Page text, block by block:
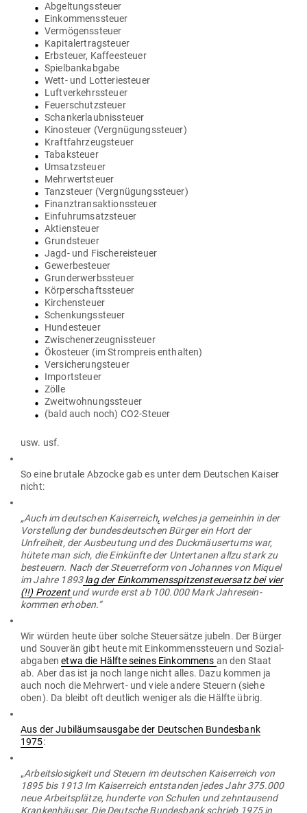
Abgel­tungs­steuer
Ein­kom­mens­steuer
Ver­mö­gens­steuer
Kapi­tal­ertrag­steuer
Erb­steuer, Kaffeesteuer
Spiel­bank­abgabe
Wett- und Lotteriesteuer
Luft­ver­kehrs­steuer
Feu­er­schutz­steuer
Schank­er­laub­nis­steuer
Kino­steuer (Ver­gnü­gungs­steuer)
Kraft­fahr­zeug­steuer
Tabak­steuer
Umsatz­steuer
Mehr­wert­steuer
Tanz­steuer (Ver­gnü­gungs­steuer)
Finanz­trans­ak­ti­ons­steuer
Ein­fuhr­um­satz­steuer
Akti­en­steuer
Grund­steuer
Jagd- und Fischereisteuer
Gewer­be­steuer
Grund­er­werbs­steuer
Kör­per­schafts­steuer
Kir­chen­steuer
Schen­kungs­steuer
Hun­de­steuer
Zwi­schen­er­zeug­nis­steuer
Öko­steuer (im Strom­preis enthalten)
Ver­si­che­rung­s­teuer
Import­steuer
Zölle
Zweit­woh­nungs­steuer
(bald auch noch) CO2-Steuer
usw. usf.
So eine brutale Abzocke gab es unter dem Deut­schen Kaiser
nicht:
„Auch im deut­schen Kai­ser­reich,welches ja gemeinhin in der
Vor­stellung der bun­des­deut­schen Bürger ein Hort der
Unfreiheit, der Aus­beutung und des Duck­mäu­sertums war,
hütete man sich, die Ein­künfte der Unter­tanen allzu stark zu
besteuern. Nach der Steu­er­reform von Johannes von Miquel
im Jahre 1893lag der Ein­kom­mens­spit­zen­steu­ersatz bei vier
(!!) Prozentund wurde erst ab 100.000 Mark Jah­res­ein­
kommen erhoben.“
Wir würden heute über solche Steu­er­sätze jubeln. Der Bürger
und Sou­verän gibt heute mit Ein­kom­mens­steuern und Sozi­al­
ab­gabenetwa die Hälfte seines Ein­kommens an den Staat
ab. Aber das ist ja noch lange nicht alles. Dazu kommen ja
auch noch die Mehrwert- und viele andere Steuern (siehe
oben). Da bleibt oft deutlich weniger als die Hälfte übrig.
Aus der Jubi­lä­ums­ausgabe der Deut­schen Bun­desbank
1975:
„Arbeits­lo­sigkeit und Steuern im deut­schen Kai­ser­reich von
1895 bis 1913 Im Kai­ser­reich ent­standen jedes Jahr 375.000
neue Arbeits­plätze, hun­derte von Schulen und zehn­tausend
Kran­ken­häuser. Die Deutsche Bun­desbank schrieb 1975 in